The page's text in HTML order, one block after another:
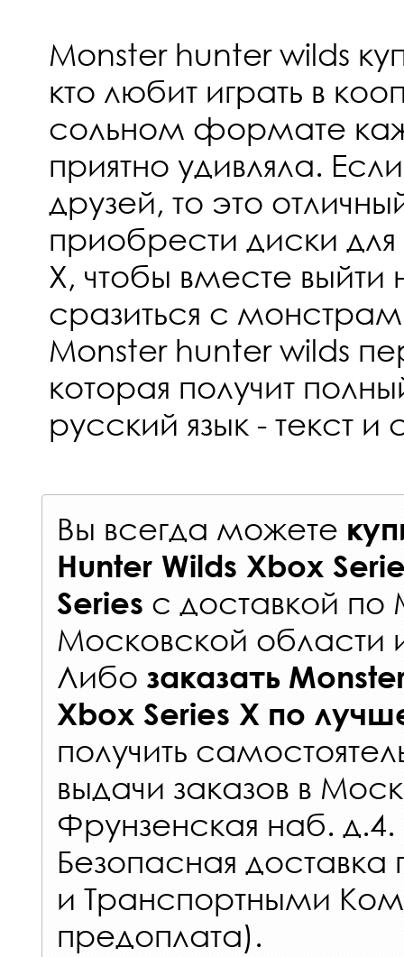
Monster hunter wilds
кто любит играть в
сольном формате
приятно удивляла.
друзей, то это
приобрести диски для
X, чтобы вместе выйти
сразиться с
Monster hunter wilds
которая получит
русский язык - текст и
Вы всегда можете
Hunter Wilds Xbox
Series с доставкой по
Московской области
Либо заказать
Xbox Series X по
получить
выдачи заказов в
Фрунзенская наб. д.4.
Безопасная
и Транспортными
предоплата).